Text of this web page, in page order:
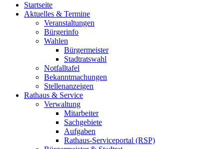
Startseite
Aktuelles & Termine
Veranstaltungen
Bürgerinfo
Wahlen
Bürgermeister
Stadtratswahl
Notfalltafel
Bekanntmachungen
Stellenanzeigen
Rathaus & Service
Verwaltung
Mitarbeiter
Sachgebiete
Aufgaben
Rathaus-Serviceportal (RSP)